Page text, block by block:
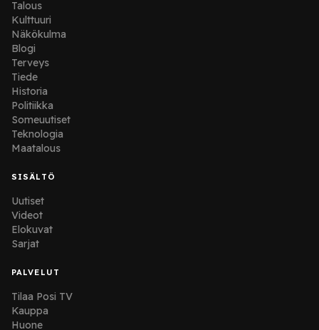
Talous
Kulttuuri
Näkökulma
Blogi
Terveys
Tiede
Historia
Politiikka
Someuutiset
Teknologia
Maatalous
SISÄLTÖ
Uutiset
Videot
Elokuvat
Sarjat
PALVELUT
Tilaa Posi TV
Kauppa
Huone